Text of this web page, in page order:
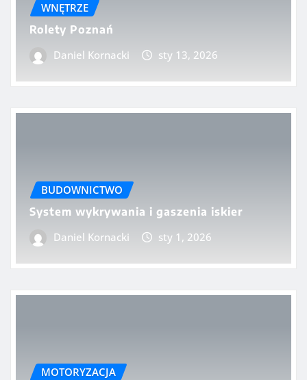
WNĘTRZE
Rolety Poznań
Daniel Kornacki
sty 13, 2026
BUDOWNICTWO
System wykrywania i gaszenia iskier
Daniel Kornacki
sty 1, 2026
MOTORYZACJA